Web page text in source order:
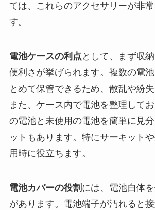
ては、これらのアクセサリーが非
す。
電池ケースの利点 として、まず収
便利さが挙げられます。複数の電
とめて保管できるため、散乱や紛失
また、ケース内で電池を整理して
の電池と未使用の電池を簡単に見
ットもあります。特にサーキット
用時に役立ちます。
電池カバーの役割 には、電池自体
があります。電池端子が汚れると